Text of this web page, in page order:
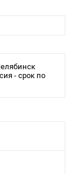
3000
отверстие
- срок по